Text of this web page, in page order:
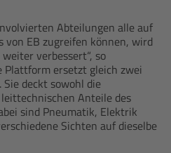
Abteilungen alle auf
von EB zugreifen können, wird
verbessert“, so
Plattform ersetzt gleich zwei
deckt sowohl die
Anteile des
sind Pneumatik, Elektrik
Sichten auf dieselbe